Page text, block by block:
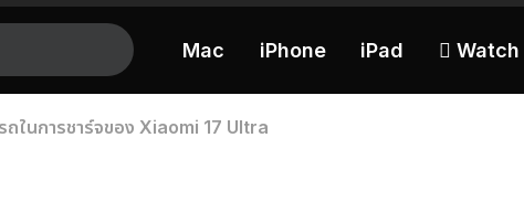
Mac iPhone iPad  Watch
ถในการชาร์จของ Xiaomi 17 Ultra